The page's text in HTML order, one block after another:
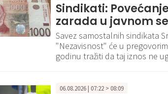
Sindikati:
zarada u javnom
Savez samostalnih sindikata
"Nezavisnost" će u
godinu tražiti da taj iznos ne
06.08.2026 | 07:22 > 08:09